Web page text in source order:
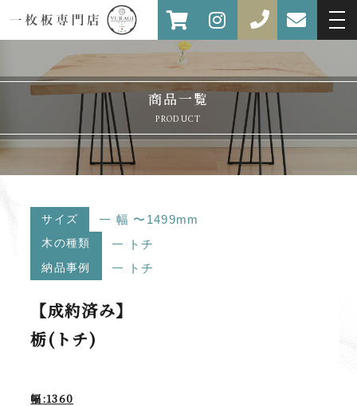
商品一覧
PRODUCT
サイズ 幅 〜1499mm
木の種類 トチ
納品事例 トチ
【成約済み】
栃(トチ)
幅:1360